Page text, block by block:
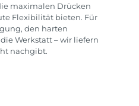
maximalen Drücken
Flexibilität bieten. Für
den harten
Werkstatt – wir liefern
nachgibt.